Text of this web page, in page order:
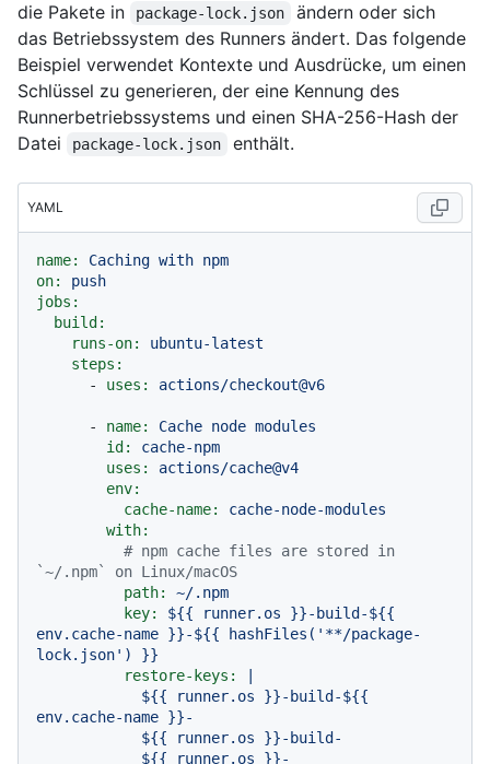
die Pakete in
package-lock.json
ändern oder sich
das Betriebssystem des Runners ändert. Das folgende
Beispiel verwendet Kontexte und Ausdrücke, um einen
Schlüssel zu generieren, der eine Kennung des
Runnerbetriebssystems und einen SHA-256-Hash der
Datei
package-lock.json enthält.
YAML
name: Caching with npm
on:
push
jobs:
build:
runs-on:
ubuntu-latest
steps:
-
uses: actions/checkout@v6
- name: Cache node modules
id:
cache-npm
uses:
actions/cache@v4
env:
cache-name:
cache-node-modules
with:
# npm cache files are stored in
`~/.npm` on Linux/macOS
path:
~/.npm
key:
${{ runner.os
}}-build-${{
env.cache-name }}-${{
hashFiles('**/package-
lock.json')
}}
restore-keys:
env.cache-name }}-